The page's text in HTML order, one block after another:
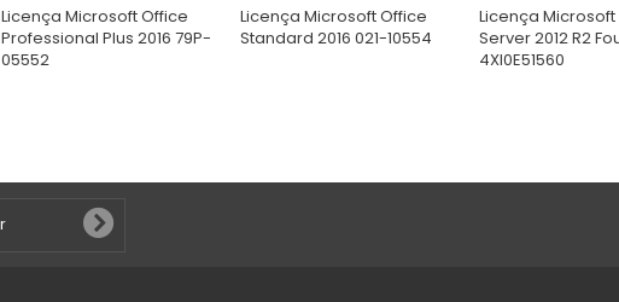
Licença Microsoft Office
Professional Plus 2016 79P-
05552
Licença Microsoft Office
Standard 2016 021-10554
Licença
Server 2012 R2
4XI0E51560